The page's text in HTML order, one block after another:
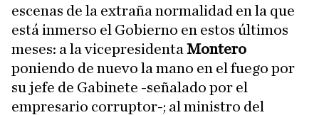
escenas de la extraña normalidad en la que
está inmerso el Gobierno en estos últimos
meses: a la vicepresidenta Montero
poniendo de nuevo la mano en el fuego por
su jefe de Gabinete -señalado por el
empresario corruptor-; al ministro del